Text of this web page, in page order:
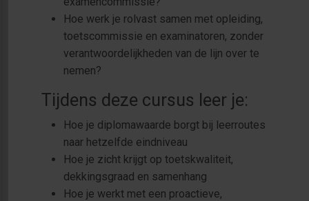
Hoe werk je rolvast samen met opleiding,
toetscommissie en examinatoren, zonder
verantwoordelijkheden van de lijn over te
nemen?
Tijdens deze cursus leer je:
Hoe je diplomawaarde borgt bij leerroutes
naar hetzelfde eindniveau
Hoe je zicht krijgt op toetskwaliteit,
dekkingsgraad en samenhang
Hoe je werkt met een proactieve,